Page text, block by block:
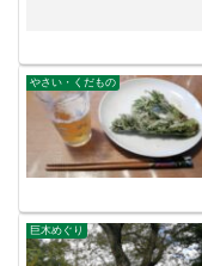
やさい・くだもの
巨木めぐり